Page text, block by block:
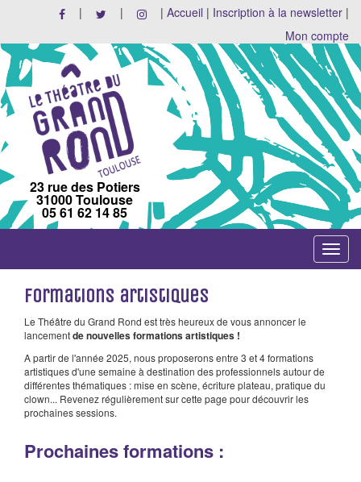
| | | Accueil | Inscription à la newsletter |
Mon compte
23 rue des Potiers
31000 Toulouse
05 61 62 14 85
Toggle
Formations artistiques
Le Théâtre du Grand Rond est très heureux de vous annoncer le
lancementde nouvelles formations artistiques !
A partir de l'année 2025, nous proposerons entre 3 et 4 formations
artistiques d'une semaine à destination des professionnels autour de
différentes thématiques : mise en scène, écriture plateau, pratique du
clown... Revenez régulièrement sur cette page pour découvrir les
prochaines sessions.
Prochaines formations :